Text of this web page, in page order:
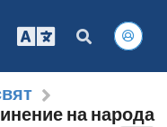
на народа